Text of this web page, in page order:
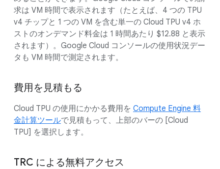
求は VM 時間で表示されます（たとえば、4 つの TPU
v4 チップと 1 つの VM を含む単一の Cloud TPU v4 ホ
ストのオンデマンド料金は 1 時間あたり $12.88 と表示
されます）。Google Cloud コンソールの使用状況デー
タも VM 時間で測定されます。
費用を見積もる
Cloud TPU の使用にかかる費用を Compute Engine 料
金計算ツールで見積もって、上部のバーの [Cloud
TPU] を選択します。
TRC による無料アクセス